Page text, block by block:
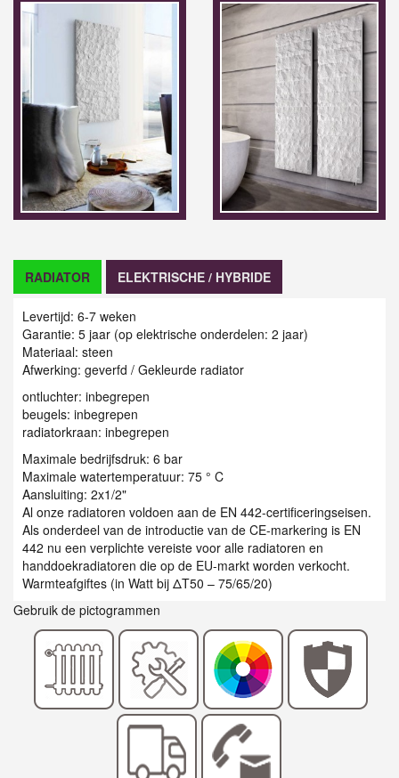
RADIATOR ELEKTRISCHE / HYBRIDE
Levertijd: 6-7 weken
Garantie: 5 jaar (op elektrische onderdelen: 2 jaar)
Materiaal: steen
Afwerking: geverfd / Gekleurde radiator
ontluchter: inbegrepen
beugels: inbegrepen
radiatorkraan: inbegrepen
Maximale bedrijfsdruk: 6 bar
Maximale watertemperatuur: 75 ° C
Aansluiting: 2x1/2"
Al onze radiatoren voldoen aan de EN 442-certificeringseisen.
Als onderdeel van de introductie van de CE-markering is EN
442 nu een verplichte vereiste voor alle radiatoren en
handdoekradiatoren die op de EU-markt worden verkocht.
Warmteafgiftes (in Watt bij ΔT50 – 75/65/20)
Gebruik de pictogrammen